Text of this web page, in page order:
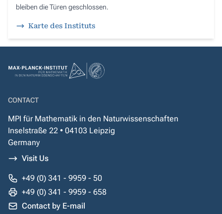
bleiben die Türen geschlossen.
Karte des Instituts
CONTACT
MPI für Mathematik in den Naturwissenschaften
Inselstraße 22 • 04103 Leipzig
Germany
Visit Us
+49 (0) 341 - 9959 - 50
+49 (0) 341 - 9959 - 658
Contact by E-mail